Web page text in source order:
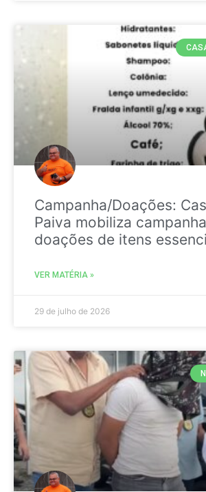
Campanha/Doações:
Paiva mobiliza
doações de itens
VER MATÉRIA »
29 de julho de 2026